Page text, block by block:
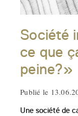
Société
ce que
peine?»
Publié le
Une société de